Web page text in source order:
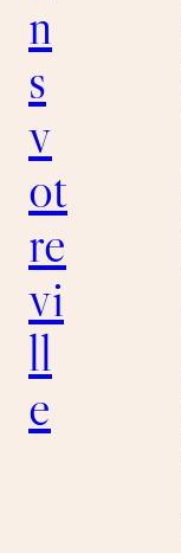
n
s
v
ot
re
vi
ll
e